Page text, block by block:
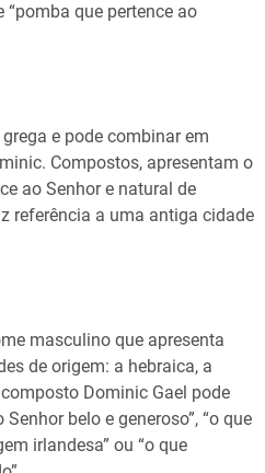
que pertence ao
e pode combinar em
Compostos, apresentam o
ao Senhor e natural de
referência a uma antiga cidade
masculino que apresenta
de origem: a hebraica, a
Dominic Gael pode
belo e generoso”, “o que
irlandesa” ou “o que